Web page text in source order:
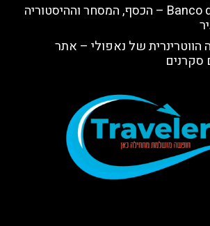
מוזיאון Banco di Napoli – הכסף, המסחר וההיסטוריה
הווטרינרית של נאפולי – אתר
סקרנים